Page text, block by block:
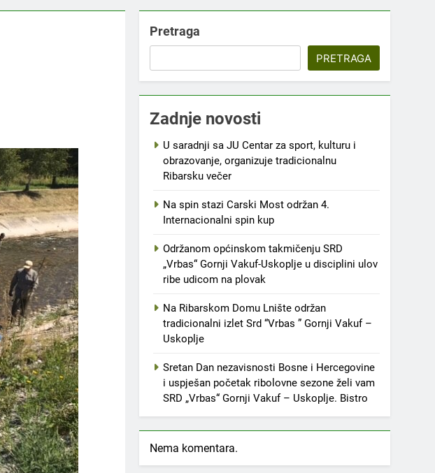
Pretraga
PRETRAGA
Zadnje novosti
U saradnji sa JU Centar za sport, kulturu i
obrazovanje, organizuje tradicionalnu
Ribarsku večer
Na spin stazi Carski Most održan 4.
Internacionalni spin kup
Održanom općinskom takmičenju SRD
„Vrbas“ Gornji Vakuf-Uskoplje u disciplini ulov
ribe udicom na plovak
Na Ribarskom Domu Lnište održan
tradicionalni izlet Srd “Vrbas ” Gornji Vakuf –
Uskoplje
Sretan Dan nezavisnosti Bosne i Hercegovine
i uspješan početak ribolovne sezone želi vam
SRD „Vrbas“ Gornji Vakuf – Uskoplje. Bistro
Nema komentara.